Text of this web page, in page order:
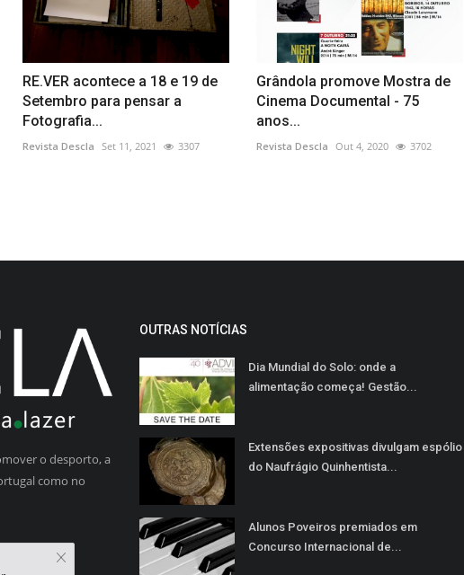
RE.VER acontece a 18 e 19 de
Setembro para pensar a
Fotografia...
Revista Descla Set 11, 2021 3307
Grândola promove Mostra de
Cinema Documental - 75
anos...
Revista Descla Out 4, 2020 3702
o desporto, a
como no
OUTRAS NOTÍCIAS
Dia Mundial do Solo: onde a
alimentação começa! Gestão...
Extensões expositivas divulgam espólio
do Naufrágio Quinhentista...
Alunos Poveiros premiados em
Concurso Internacional de...